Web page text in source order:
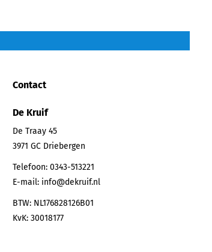
Contact
De Kruif
De Traay 45
3971 GC Driebergen
Telefoon: 0343-513221
E-mail: info@dekruif.nl
BTW: NL176828126B01
KvK: 30018177